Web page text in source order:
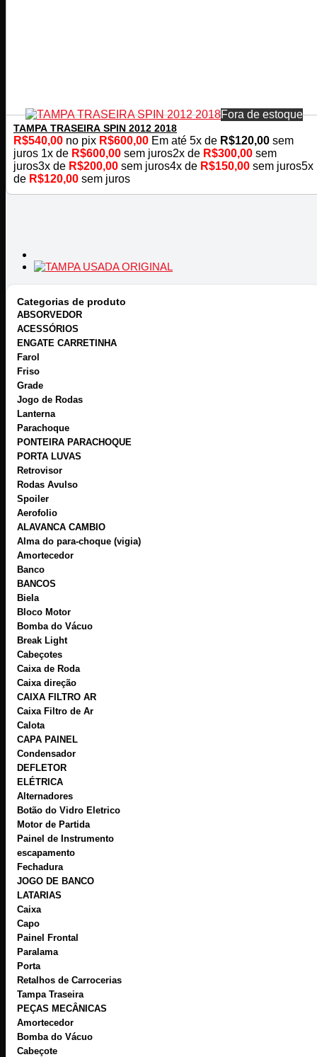
Fora de estoque
TAMPA TRASEIRA SPIN 2012 2018
R$540,00 no pix R$600,00 Em até 5x de R$120,00 sem
juros 1x de R$600,00 sem juros2x de R$300,00 sem
juros3x de R$200,00 sem juros4x de R$150,00 sem juros5x
de R$120,00 sem juros
Categorias de produto
ABSORVEDOR
ACESSÓRIOS
ENGATE CARRETINHA
Farol
Friso
Grade
Jogo de Rodas
Lanterna
Parachoque
PONTEIRA PARACHOQUE
PORTA LUVAS
Retrovisor
Rodas Avulso
Spoiler
Aerofolio
ALAVANCA CAMBIO
Alma do para-choque (vigia)
Amortecedor
Banco
BANCOS
Biela
Bloco Motor
Bomba do Vácuo
Break Light
Cabeçotes
Caixa de Roda
Caixa direção
CAIXA FILTRO AR
Caixa Filtro de Ar
Calota
CAPA PAINEL
Condensador
DEFLETOR
ELÉTRICA
Alternadores
Botão do Vidro Eletrico
Motor de Partida
Painel de Instrumento
escapamento
Fechadura
JOGO DE BANCO
LATARIAS
Caixa
Capo
Painel Frontal
Paralama
Porta
Retalhos de Carrocerias
Tampa Traseira
PEÇAS MECÂNICAS
Amortecedor
Bomba do Vácuo
Cabeçote